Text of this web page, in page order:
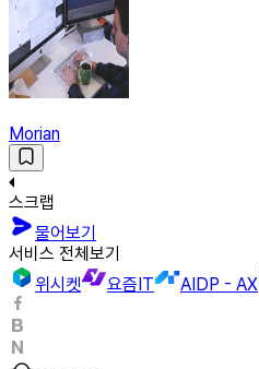
Morian
스크랩
물어보기
서비스 전체보기
위시켓
요즘IT AIDP - AX